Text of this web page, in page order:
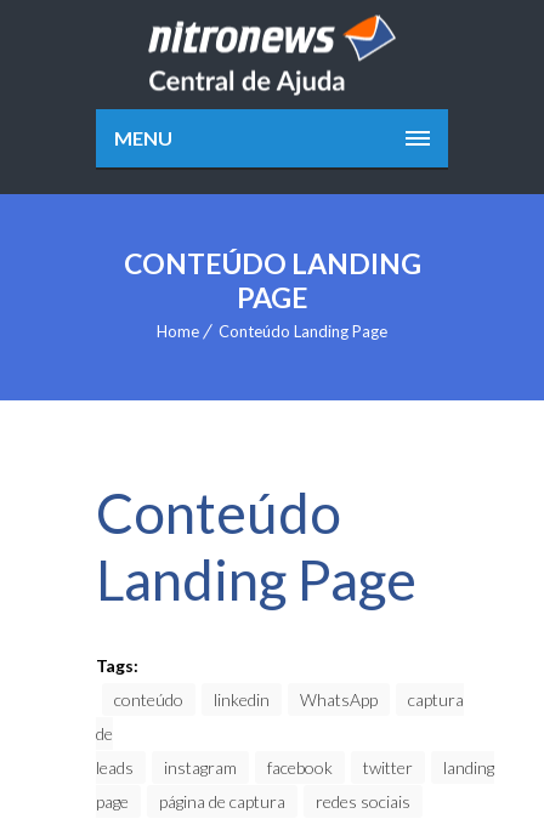
MENU
CONTEÚDO LANDING
PAGE
Home Conteúdo Landing Page
Conteúdo
Landing Page
Tags:
conteúdo
linkedin WhatsApp
captura
de
leads
instagram facebook twitter
landing
page
página de captura redes sociais